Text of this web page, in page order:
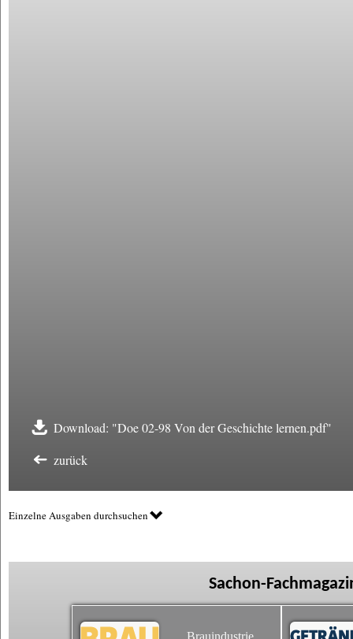
Download: "Doe 02-98 Von der Geschichte lernen.pdf"
zurück
Einzelne Ausgaben durchsuchen
Sachon-
Brauindustrie